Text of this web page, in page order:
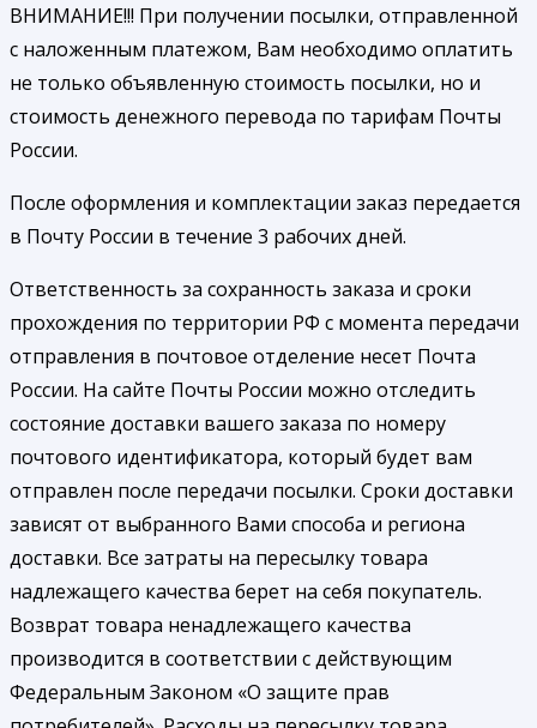
ВНИМАНИЕ!!! При получении посылки, отправленной
с наложенным платежом, Вам необходимо оплатить
не только объявленную стоимость посылки, но и
стоимость денежного перевода по тарифам Почты
России.
После оформления и комплектации заказ передается
в Почту России в течение 3 рабочих дней.
Ответственность за сохранность заказа и сроки
прохождения по территории РФ с момента передачи
отправления в почтовое отделение несет Почта
России. На сайте Почты России можно отследить
состояние доставки вашего заказа по номеру
почтового идентификатора, который будет вам
отправлен после передачи посылки. Сроки доставки
зависят от выбранного Вами способа и региона
доставки. Все затраты на пересылку товара
надлежащего качества берет на себя покупатель.
Возврат товара ненадлежащего качества
производится в соответствии с действующим
Федеральным Законом «О защите прав